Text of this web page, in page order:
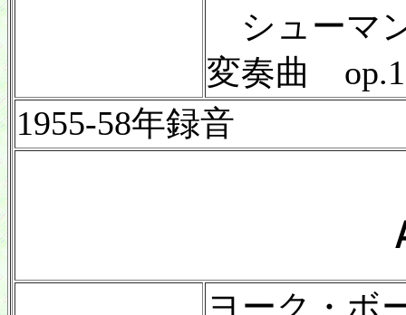
シューマ
変奏曲
1955-58年録音
ヨーク・ボ